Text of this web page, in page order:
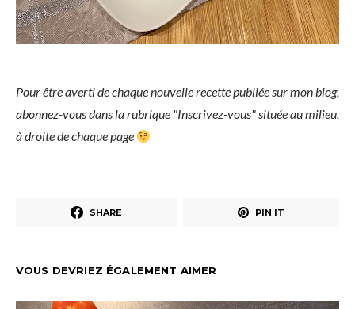
Pour être averti de chaque nouvelle recette publiée sur mon blog,
abonnez-vous dans la rubrique "Inscrivez-vous" située au milieu,
à droite de chaque page
SHARE PIN IT
VOUS DEVRIEZ ÉGALEMENT AIMER